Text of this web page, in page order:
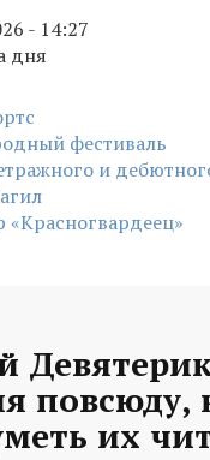
- 14:27
дня
фестиваль
и
«Красногвардеец»
повсюду,
их